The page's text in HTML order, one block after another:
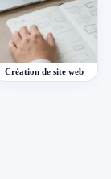
Création de site web